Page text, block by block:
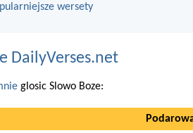
wersety
DailyVerses.net
glosic Slowo Boze: